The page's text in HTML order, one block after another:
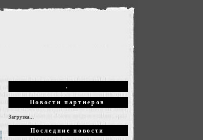
.
Новости партнеров
Загрузка...
Последние новости